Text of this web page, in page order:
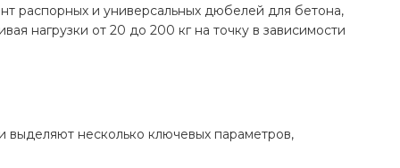
распорных и универсальных дюбелей для бетона,
нагрузки от 20 до 200 кг на точку в зависимости
выделяют несколько ключевых параметров,